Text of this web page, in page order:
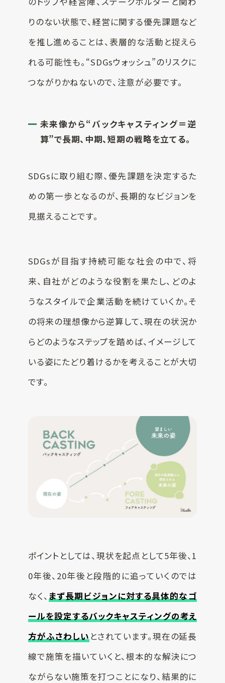
りのない状態で、経営に関する優先課題など
を推し進めることは、表層的な活動と捉えら
れる可能性も。“SDGsウォッシュ”のリスクに
つながりかねないので、注意が必要です。
未来像から“バックキャスティング＝逆
算”で長期、中期、短期の戦略を立てる。
SDGsに取り組む際、優先課題を決定するた
めの第一歩となるのが、長期的なビジョンを
見据えることです。
SDGsが目指す持続可能な社会の中で、将
来、自社がどのような役割を果たし、どのよ
うなスタイルで企業活動を続けていくか。そ
の将来の理想像から逆算して、現在の状況か
らどのようなステップを踏めば、イメージして
いる姿にたどり着けるかを考えることが大切
です。
ポイントとしては、現状を起点として5年後、1
0年後、20年後と段階的に追っていくのでは
なく、まず長期ビジョンに対する具体的なゴ
ールを設定するバックキャスティングの考え
方がふさわしいとされています。現在の延長
線で施策を描いていくと、根本的な解決につ
ながらない施策を打つことになり、結果的に